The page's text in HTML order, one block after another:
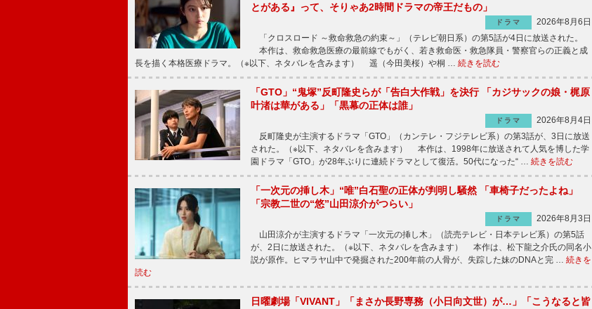
とがある』って、そりゃあ2時間ドラマの帝王だもの」
ドラマ
2026年8月6日
「クロスロード ～救命救急の約束～」（テレビ朝日系）の第5話が4日に放送された。
本作は、救命救急医療の最前線でもがく、若き救命医・救急隊員・警察官らの正義と成
長を描く本格医療ドラマ。（※以下、ネタバレを含みます） 遥（今田美桜）や桐 … 続きを読む
「GTO」“鬼塚”反町隆史らが「告白大作戦」を決行 「カジサックの娘・梶原
叶渚は華がある」「黒幕の正体は誰」
ドラマ
2026年8月4日
反町隆史が主演するドラマ「GTO」（カンテレ・フジテレビ系）の第3話が、3日に放送
された。（※以下、ネタバレを含みます） 本作は、1998年に放送されて人気を博した学
園ドラマ「GTO」が28年ぶりに連続ドラマとして復活。50代になった“ … 続きを読む
「一次元の挿し木」“唯”白石聖の正体が判明し騒然 「車椅子だったよね」
「宗教二世の“悠”山田涼介がつらい」
ドラマ
2026年8月3日
山田涼介が主演するドラマ「一次元の挿し木」（読売テレビ・日本テレビ系）の第5話
が、2日に放送された。（※以下、ネタバレを含みます） 本作は、松下龍之介氏の同名小
説が原作。ヒマラヤ山中で発掘された200年前の人骨が、失踪した妹のDNAと完 … 続きを
読む
日曜劇場「VIVANT」「まさか長野専務（小日向文世）が…」「こうなると皆